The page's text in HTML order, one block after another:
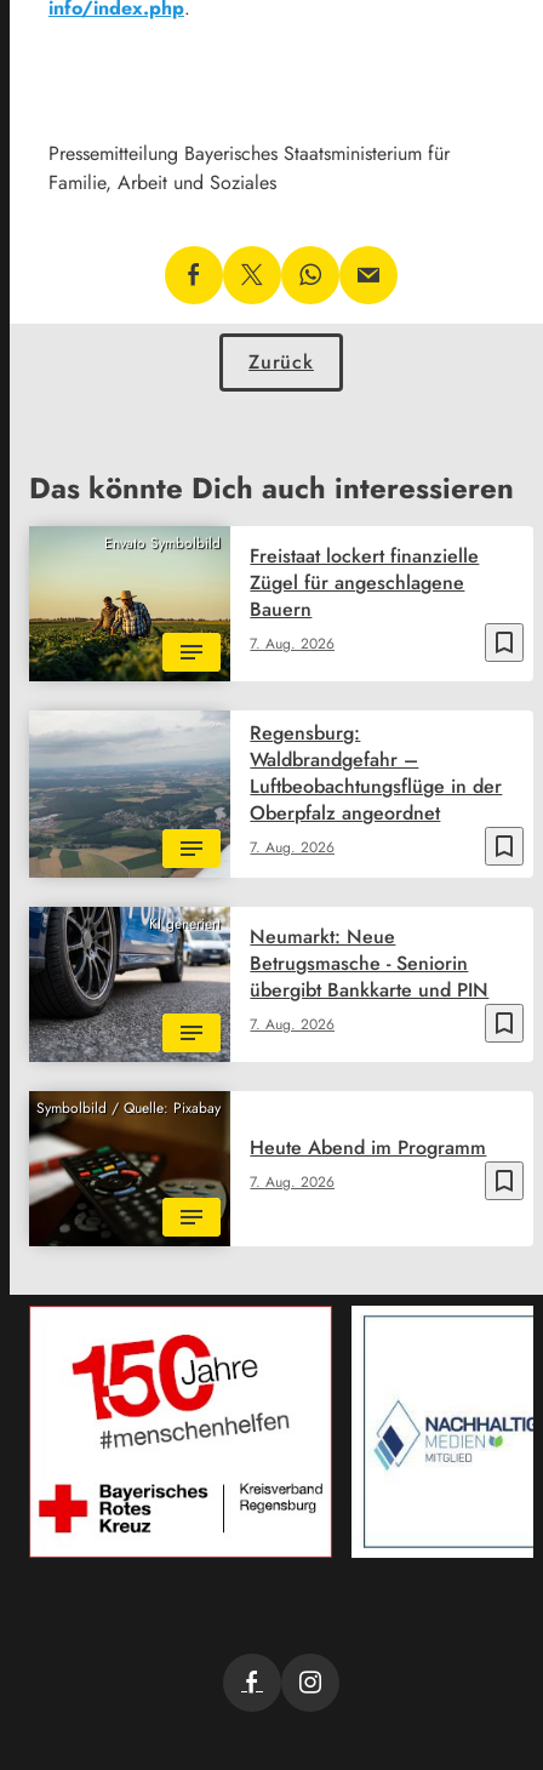
info/index.php.
Pressemitteilung Bayerisches Staatsministerium für
Familie, Arbeit und Soziales
Zurück
Das könnte Dich auch interessieren
Envato Symbolbild
bookmark_border
7. Aug. 2026
Freistaat lockert finanzielle
Zügel für angeschlagene
Bauern
bookmark_border
7. Aug. 2026
Regensburg:
Waldbrandgefahr –
Luftbeobachtungsflüge in der
Oberpfalz angeordnet
KI generiert
bookmark_border
7. Aug. 2026
Neumarkt: Neue
Betrugsmasche - Seniorin
übergibt Bankkarte und PIN
Symbolbild / Quelle: Pixabay
bookmark_border
7. Aug. 2026
Heute Abend im Programm